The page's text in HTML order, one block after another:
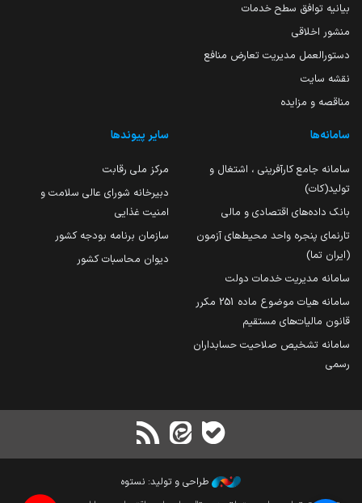
بیانیه توافق سطح خدمات
منشور اخلاقی
دستورالعمل مدیریت تعارض منافع
نقشه سایت
مناقصه و مزایده
سامانه‌ها
سامانه جامع کارآفرینی ، اشتغال و
تولید(کات)
بانک داده‌های اقتصادی و مالی
تارنمای پنجره واحد محیط‌های آزمون
(ایران تما)
سامانه مدیریت خدمات دولت
سامانه هیات موضوع ماده 251 مکرر
قانون مالیات‌های مستقیم
سامانه تشخیص صلاحیت حسابداران
رسمی
سایر پیوندها
مرکز ملی رقابت
دبیرخانه شورای عالی سلامت و
امنیت غذایی
سازمان برنامه بودجه کشور
دیوان محاسبات کشور
طراحی و تولید: نستوه